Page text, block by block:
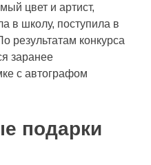
цвет и артист,
в школу, поступила в
результатам конкурса
заранее
с автографом
подарки